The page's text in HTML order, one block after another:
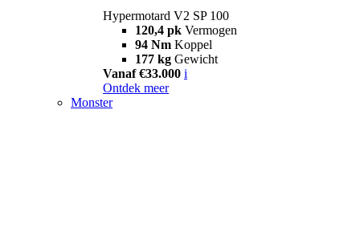
Hypermotard V2 SP 100
120,4 pk Vermogen
94 Nm Koppel
177 kg Gewicht
Vanaf €33.000 i
Ontdek meer
Monster